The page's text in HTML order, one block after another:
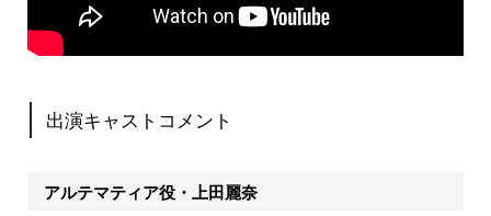
出演キャストコメント
アルテマティア役・上田麗奈